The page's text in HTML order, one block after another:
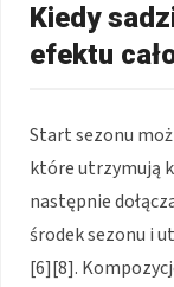
Kiedy
efektu
Start sezonu
które utrzymują
następnie
środek sezonu i
[6][8].